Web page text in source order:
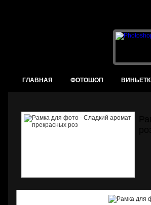
ГЛАВНАЯ ФОТОШОП